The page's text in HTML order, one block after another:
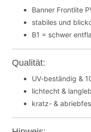
Banner Frontlite
stabiles und
B1 = schwer
Qualität:
UV-beständig &
lichtecht &
kratz- &